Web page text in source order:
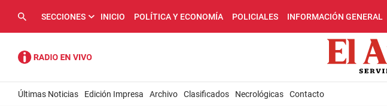
SECCIONES INICIO POLÍTICA Y ECONOMÍA POLICIALES INFORMACIÓN GENERAL
Últimas Noticias Edición Impresa Archivo Clasificados Necrológicas Contacto